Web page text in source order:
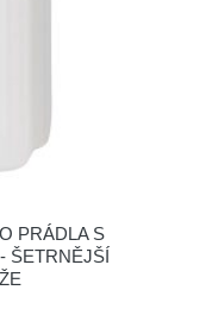
PRÁDLA S
ŠETRNĚJŠÍ